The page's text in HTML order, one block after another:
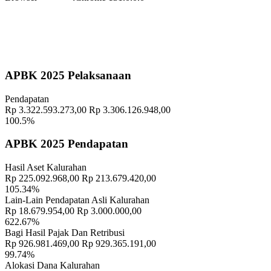
Geografis 10 November 2021
Memahami Peran dan Makna Rois dalam Pembinaan Rois di
Kalurahan Wukirsari 02 April 2024
Sampai Saat Ini 21 November 2022
Profil Lurah 17 November 2021
Roadshow Penyisiran Vaksinasi Oleh Puskesmas Cangkringan
Dosis Ke-Dua 25 Januari 2022
Penyerahan Insentif Kepada Ketua RT Dan Ketua RW
November 2021
Pertemuan Rutin Dasawisma Anggrek 5, Wadah Silaturahmi dan
Penguatan Peran Perempuan di Kiyaran
APBK 2025 Pelaksanaan
Pendapatan
Rp 3.322.593.273,00 Rp 3.306.126.948,00
100.5%
APBK 2025 Pendapatan
Hasil Aset Kalurahan
Rp 225.092.968,00 Rp 213.679.420,00
105.34%
Lain-Lain Pendapatan Asli Kalurahan
Rp 18.679.954,00 Rp 3.000.000,00
622.67%
Bagi Hasil Pajak Dan Retribusi
Rp 926.981.469,00 Rp 929.365.191,00
99.74%
Alokasi Dana Kalurahan